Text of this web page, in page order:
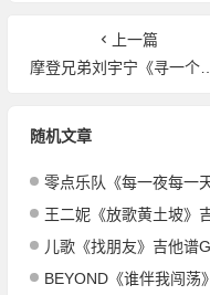
上一篇
摩登兄弟刘宇宁《寻一个你》简谱Db调钢琴谱单音独奏谱
随机文章
零点乐队《每一夜每一
王二妮《放歌黄土坡》
儿歌《找朋友》吉他谱
BEYOND《谁伴我闯荡